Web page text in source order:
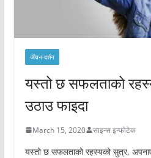
जीवन-दर्शन
यस्तो छ सफलताको
उठाउ फाइदा
March 15, 2020 साइन्स इन्फोटेक
यस्तो छ सफलताको रहस्यको सुत्र,